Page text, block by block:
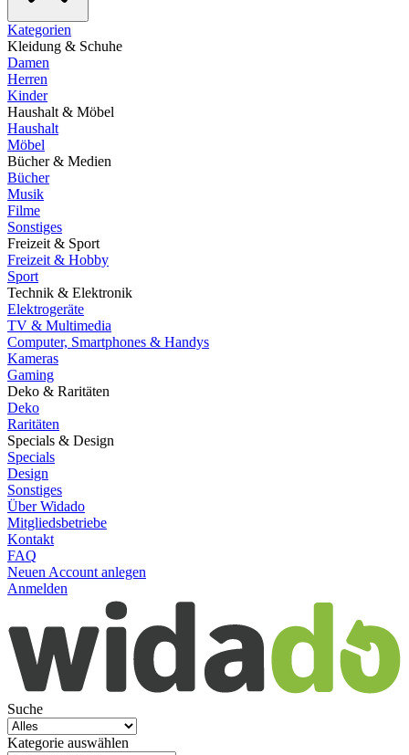
Kategorien
Kleidung & Schuhe
Damen
Herren
Kinder
Haushalt & Möbel
Haushalt
Möbel
Bücher & Medien
Bücher
Musik
Filme
Sonstiges
Freizeit & Sport
Freizeit & Hobby
Sport
Technik & Elektronik
Elektrogeräte
TV & Multimedia
Computer, Smartphones & Handys
Kameras
Gaming
Deko & Raritäten
Deko
Raritäten
Specials & Design
Specials
Design
Sonstiges
Über Widado
Mitgliedsbetriebe
Kontakt
FAQ
Neuen Account anlegen
Anmelden
Suche
Kategorie auswählen